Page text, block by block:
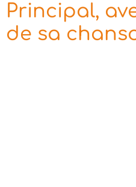
Principal,
de sa